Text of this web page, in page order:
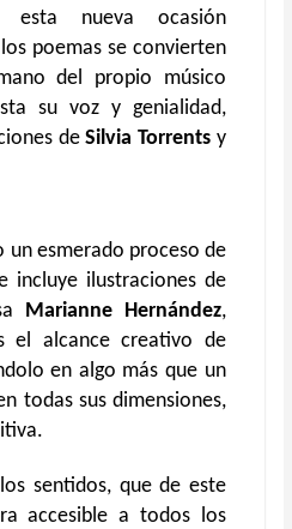
nueva ocasión
poemas se convierten
del propio músico
su voz y genialidad,
de Silvia Torrents y
un esmerado proceso de
incluye ilustraciones de
Marianne Hernández,
el alcance creativo de
en algo más que un
todas sus dimensiones,
sentidos, que de este
accesible a todos los